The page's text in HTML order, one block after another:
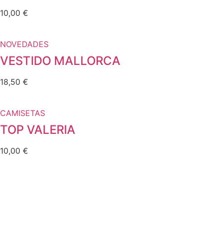
10,00 €
NOVEDADES
VESTIDO MALLORCA
18,50 €
CAMISETAS
TOP VALERIA
10,00 €